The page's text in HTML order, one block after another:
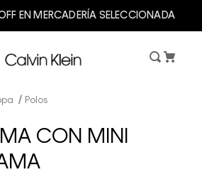
EN MERCADERÍA SELECCIONADA
Polos
CON MINI